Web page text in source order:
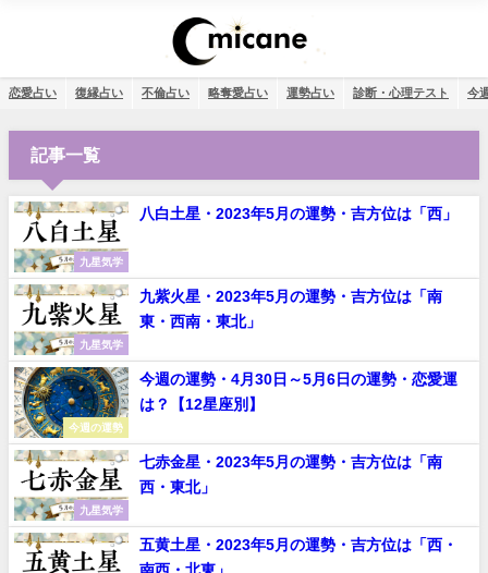
恋愛占い 復縁占い 不倫占い 略奪愛占い 運勢占い 診断・心理テスト 今
記事一覧
九星気学
八白土星・2023年5月の運勢・吉方位は「西」
九星気学
九紫火星・2023年5月の運勢・吉方位は「南
東・西南・東北」
今週の運勢
今週の運勢・4月30日～5月6日の運勢・恋愛運
は？【12星座別】
九星気学
七赤金星・2023年5月の運勢・吉方位は「南
西・東北」
五黄土星・2023年5月の運勢・吉方位は「西・
南西・北東」